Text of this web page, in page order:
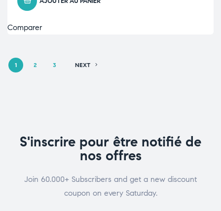
Comparer
1 2 3 NEXT
S'inscrire pour être notifié de
nos offres
Join 60.000+ Subscribers and get a new discount
coupon on every Saturday.